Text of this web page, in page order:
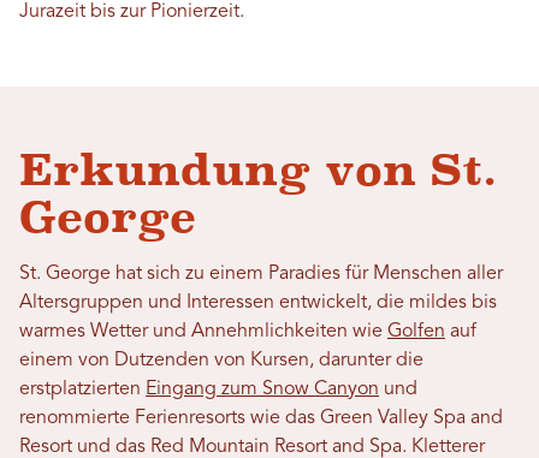
Jurazeit bis zur Pionierzeit.
Erkundung von St.
George
St. George hat sich zu einem Paradies für Menschen aller
Altersgruppen und Interessen entwickelt, die mildes bis
warmes Wetter und Annehmlichkeiten wie Golfen auf
einem von Dutzenden von Kursen, darunter die
erstplatzierten Eingang zum Snow Canyon und
renommierte Ferienresorts wie das Green Valley Spa and
Resort und das Red Mountain Resort and Spa. Kletterer